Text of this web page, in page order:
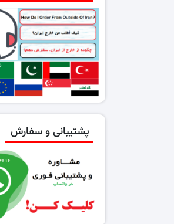
پشتیبانی و سفارش